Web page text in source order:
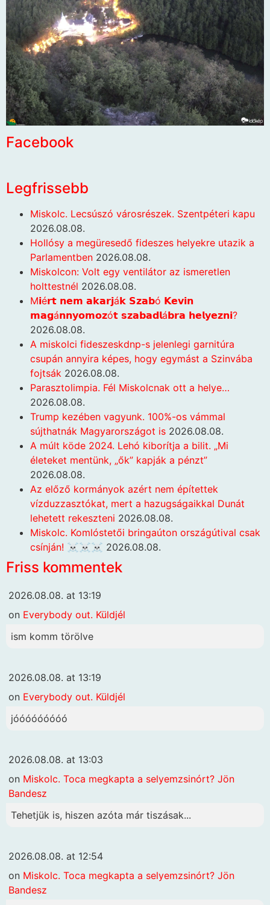
Facebook
Legfrissebb
Miskolc. Lecsúszó városrészek. Szentpéteri kapu
2026.08.08.
Hollósy a megüresedő fideszes helyekre utazik a
Parlamentben 2026.08.08.
Miskolcon: Volt egy ventilátor az ismeretlen
holttestnél 2026.08.08.
M𝗶é𝗿𝘁 𝗻𝗲𝗺 𝗮𝗸𝗮𝗿𝗷á𝗸 𝗦𝘇𝗮𝗯ó 𝗞𝗲𝘃𝗶𝗻
𝗺𝗮𝗴á𝗻𝗻𝘆𝗼𝗺𝗼𝘇ó𝘁 𝘀𝘇𝗮𝗯𝗮𝗱𝗹á𝗯𝗿𝗮 𝗵𝗲𝗹𝘆𝗲𝘇𝗻𝗶?
2026.08.08.
A miskolci fideszeskdnp-s jelenlegi garnitúra
csupán annyira képes, hogy egymást a Szinvába
fojtsák 2026.08.08.
Parasztolimpia. Fél Miskolcnak ott a helye…
2026.08.08.
Trump kezében vagyunk. 100%-os vámmal
sújthatnák Magyarországot is 2026.08.08.
A múlt köde 2024. Lehó kiborítja a bilit. „Mi
életeket mentünk, „ők” kapják a pénzt”
2026.08.08.
Az előző kormányok azért nem építettek
vízduzzasztókat, mert a hazugságaikkal Dunát
lehetett rekeszteni 2026.08.08.
Miskolc. Komlóstetői bringaúton országútival csak
csínján! ☠️☠️☠️ 2026.08.08.
Friss kommentek
2026.08.08. at 13:19
on Everybody out. Küldjél
ism komm törölve
2026.08.08. at 13:19
on Everybody out. Küldjél
jóóóóóóóóó
2026.08.08. at 13:03
on Miskolc. Toca megkapta a selyemzsinórt? Jön
Bandesz
Tehetjük is, hiszen azóta már tiszásak...
2026.08.08. at 12:54
on Miskolc. Toca megkapta a selyemzsinórt? Jön
Bandesz